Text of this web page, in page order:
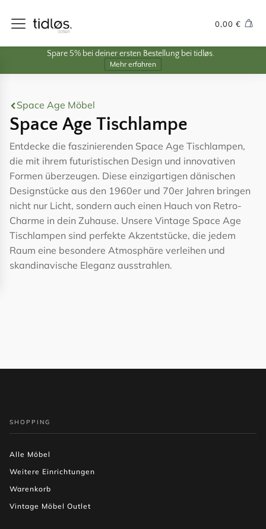
0,00 €
Spare 5% bei deiner ersten Bestellung bei tidløs.
Mehr erfahren
Space Age Möbel
Space Age Tischlampe
Entdecke die faszinierenden Space Age Tischlampen,
die mit ihrem futuristischen Design und innovativen
Formen überzeugen. Diese einzigartigen dänischen
Designstücke aus den 1960er und 70er Jahren bringen
nicht nur Licht, sondern auch einen Hauch von Retro-
Charme in dein Zuhause. Unsere Vintage Space Age
Tischlampen sind perfekte Akzentstücke, die jedem
Raum eine besondere Atmosphäre verleihen und
skandinavische Eleganz ausstrahlen.
SHOPPING
Alle Möbel
Weitere Einrichtungen
Warenkorb
Vintage Möbel Outlet